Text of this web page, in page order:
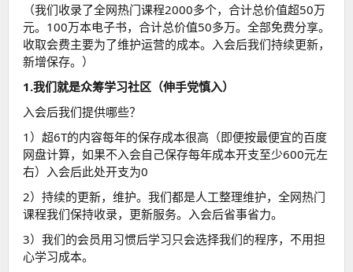
（我们收录了全网热门课程2000多个，合计总价值超50万
元。100万本电子书，合计总价值50多万。全部免费分享。
收取会费主要为了维护运营的成本。入会后我们持续更新，
新增保存。）
1.我们就是众筹学习社区（伸手党慎入）
入会后我们提供哪些？
1）超6T的内容每年的保存成本很高（即便按最便宜的百度
网盘计算，如果不入会自己保存每年成本开支至少600元左
右）入会后此处开支为0
2）持续的更新，维护。我们都是人工整理维护，全网热门
课程我们保持收录，更新服务。入会后省事省力。
3）我们的会员用习惯后学习只会选择我们的程序，不用担
心学习成本。